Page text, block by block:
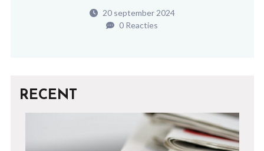
20 september 2024
0 Reacties
RECENT